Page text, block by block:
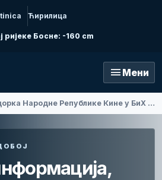
Ћирилица
ријеке Босне: -160 cm
menu Мени
Амбасадорка Народне Републике Кине у БиХ Ли Фан посјетила Добој